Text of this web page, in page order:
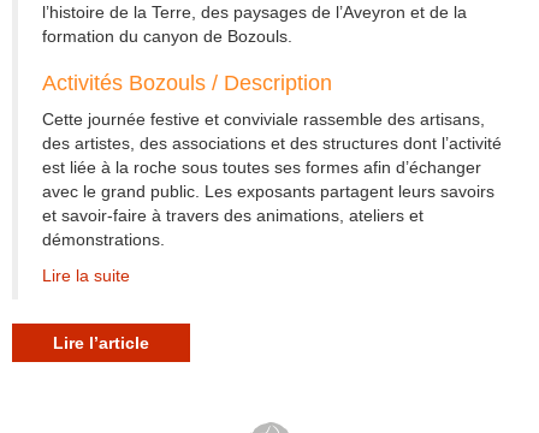
l’histoire de la Terre, des paysages de l’Aveyron et de la
formation du canyon de Bozouls.
Activités Bozouls / Description
Cette journée festive et conviviale rassemble des artisans,
des artistes, des associations et des structures dont l’activité
est liée à la roche sous toutes ses formes afin d’échanger
avec le grand public. Les exposants partagent leurs savoirs
et savoir-faire à travers des animations, ateliers et
démonstrations.
Lire la suite
Lire l’article